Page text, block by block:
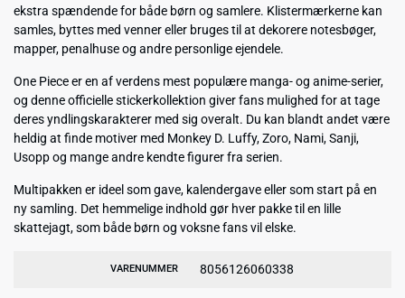
ekstra spændende for både børn og samlere. Klistermærkerne kan
samles, byttes med venner eller bruges til at dekorere notesbøger,
mapper, penalhuse og andre personlige ejendele.
One Piece er en af verdens mest populære manga- og anime-serier,
og denne officielle stickerkollektion giver fans mulighed for at tage
deres yndlingskarakterer med sig overalt. Du kan blandt andet være
heldig at finde motiver med Monkey D. Luffy, Zoro, Nami, Sanji,
Usopp og mange andre kendte figurer fra serien.
Multipakken er ideel som gave, kalendergave eller som start på en
ny samling. Det hemmelige indhold gør hver pakke til en lille
skattejagt, som både børn og voksne fans vil elske.
VARENUMMER 8056126060338